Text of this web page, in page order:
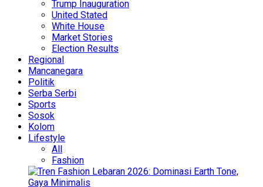
Trump Inauguration
United Stated
White House
Market Stories
Election Results
Regional
Mancanegara
Politik
Serba Serbi
Sports
Sosok
Kolom
Lifestyle
All
Fashion